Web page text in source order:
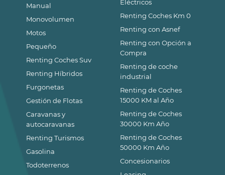
Manual
Monovolumen
Motos
Pequeño
Renting Coches Suv
Renting Híbridos
Furgonetas
Gestión de Flotas
Caravanas y
autocaravanas
Renting Turismos
Gasolina
Todoterrenos
Eléctricos
Renting Coches Km 0
Renting con Asnef
Renting con Opción a
Compra
Renting de coche
industrial
Renting de Coches
15000 KM al Año
Renting de Coches
30000 Km Año
Renting de Coches
50000 Km Año
Concesionarios